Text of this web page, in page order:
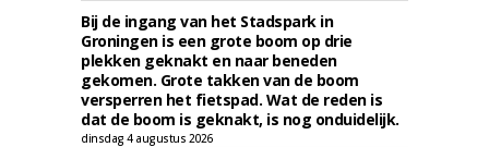
Bij de ingang van het Stadspark in
Groningen is een grote boom op drie
plekken geknakt en naar beneden
gekomen. Grote takken van de boom
versperren het fietspad. Wat de reden is
dat de boom is geknakt, is nog onduidelijk.
dinsdag 4 augustus 2026